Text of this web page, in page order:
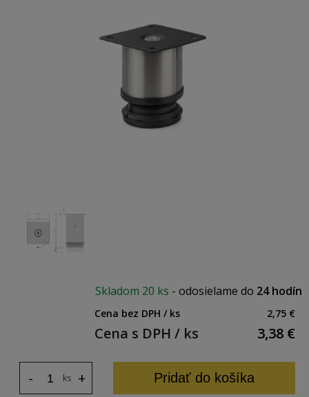
Skladom 20 ks - odosielame do 24 hodín
Cena bez DPH / ks 2,75 €
Cena s DPH / ks 3,38 €
ks +
- Pridať do košíka